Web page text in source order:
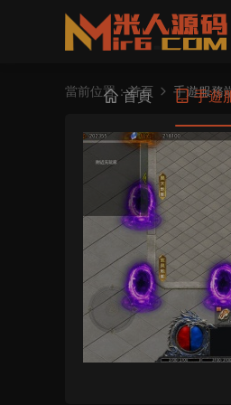
首頁 手遊
當前位置：首頁 手遊服務